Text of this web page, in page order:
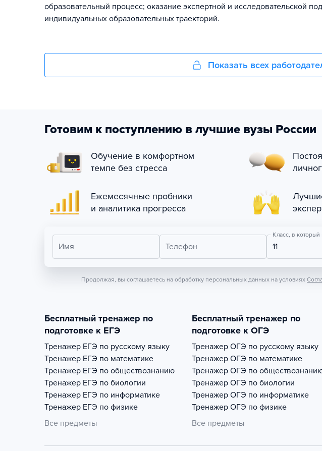
образовательный процесс; оказание экспертной и исследовательской
индивидуальных образовательных траекторий.
Показать всех
Готовим к поступлению в лучшие вузы России
Обучение в комфортном
темпе без стресса
Ежемесячные пробники
и аналитика прогресса
Имя Телефон
Класс, в
11
Продолжая, вы соглашаетесь на обработку персональных данных на условиях
Бесплатный тренажер по
подготовке к ЕГЭ
Тренажер ЕГЭ по русскому языку
Тренажер ЕГЭ по математике
Тренажер ЕГЭ по обществознанию
Тренажер ЕГЭ по биологии
Тренажер ЕГЭ по информатике
Тренажер ЕГЭ по физике
Все предметы
Бесплатный тренажер по
подготовке к ОГЭ
Тренажер ОГЭ по русскому языку
Тренажер ОГЭ по математике
Тренажер ОГЭ по
Тренажер ОГЭ по биологии
Тренажер ОГЭ по информатике
Тренажер ОГЭ по физике
Все предметы